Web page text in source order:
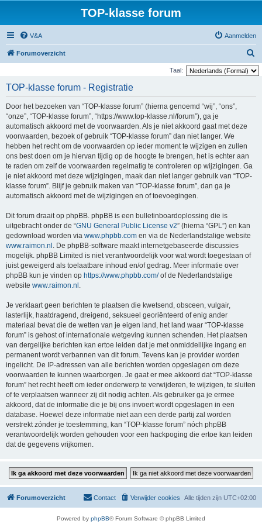
TOP-klasse forum
V&A Aanmelden
Forumoverzicht
o
Taal:
TOP-klasse forum - Registratie
Door het bezoeken van “TOP-klasse forum” (hierna genoemd “wij”, “ons”,
“onze”, “TOP-klasse forum”, “https://www.top-klasse.nl/forum”), ga je
automatisch akkoord met de voorwaarden. Als je niet akkoord gaat met deze
voorwaarden, bezoek of gebruik “TOP-klasse forum” dan niet langer. We
hebben het recht om de voorwaarden op ieder moment te wijzigen en zullen
ons best doen om je hiervan tijdig op de hoogte te brengen, het is echter aan
te raden om zelf de voorwaarden regelmatig te controleren op wijzigingen. Ga
je niet akkoord met deze wijzigingen, maak dan niet langer gebruik van “TOP-
klasse forum”. Blijf je gebruik maken van “TOP-klasse forum”, dan ga je
automatisch akkoord met de wijzigingen en of toevoegingen.
Dit forum draait op phpBB. phpBB is een bulletinboardoplossing die is
uitgebracht onder de “GNU General Public License v2” (hierna “GPL”) en kan
gedownload worden via www.phpbb.com en via de Nederlandstalige website
www.raimon.nl . De phpBB-software maakt internetgebaseerde discussies
mogelijk. phpBB Limited is niet verantwoordelijk voor wat wordt toegestaan of
juist geweigerd als toelaatbare inhoud en/of gedrag. Meer informatie over
phpBB kun je vinden op https://www.phpbb.com/of de Nederlandstalige
website www.raimon.nl .
Je verklaart geen berichten te plaatsen die kwetsend, obsceen, vulgair,
lasterlijk, haatdragend, dreigend, seksueel georiënteerd of enig ander
materiaal bevat die de wetten van je eigen land, het land waar “TOP-klasse
forum” is gehost of internationale wetgeving kunnen schenden. Het plaatsen
van dergelijke berichten kan ertoe leiden dat je met onmiddellijke ingang en
permanent wordt verbannen van dit forum. Tevens kan je provider worden
ingelicht. De IP-adressen van alle berichten worden opgeslagen om deze
voorwaarden te kunnen waarborgen. Je gaat er mee akkoord dat “TOP-klasse
forum” het recht heeft om ieder onderwerp te verwijderen, te wijzigen, te sluiten
of te verplaatsen wanneer zij dit nodig achten. Als gebruiker ga je ermee
akkoord, dat de informatie die je bij ons invoert wordt opgeslagen in een
database. Hoewel deze informatie niet aan een derde partij zal worden
verstrekt zónder je toestemming, kan “TOP-klasse forum” nóch phpBB
verantwoordelijk worden gehouden voor een hackpoging die ertoe kan leiden
dat de gegevens vrijkomen.
Forumoverzicht Alle tijden zijn UTC+02:00
Verwijder cookies
Contact
Powered by phpBB® Forum Software © phpBB Limited